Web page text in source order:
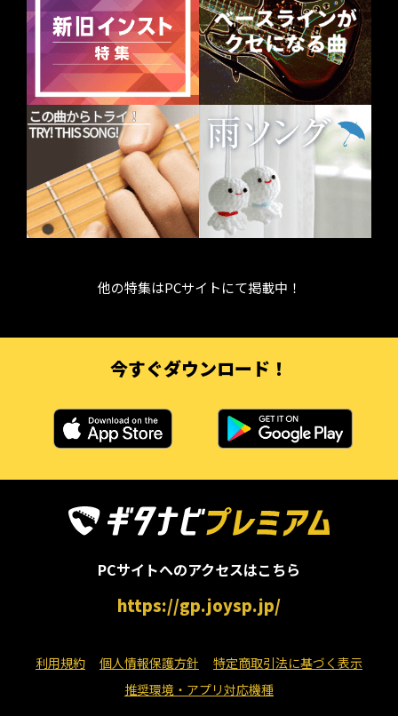
他の特集はPCサイトにて掲載中！
今すぐダウンロード！
PCサイトへのアクセスはこちら
https://gp.joysp.jp/
利用規約 個人情報保護方針
特定商取引法に基づく表示
推奨環境・アプリ対応機種